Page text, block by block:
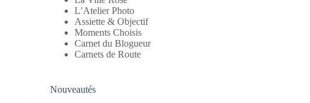
L’Atelier Photo
Assiette & Objectif
Moments Choisis
Carnet du Blogueur
Carnets de Route
Nouveautés